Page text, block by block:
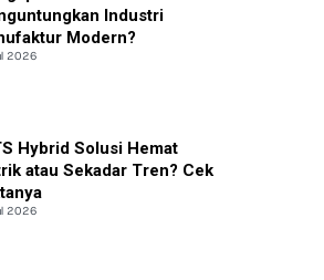
Industri
Modern?
2026
Hybrid Solusi Hemat
atau Sekadar Tren? Cek
2026